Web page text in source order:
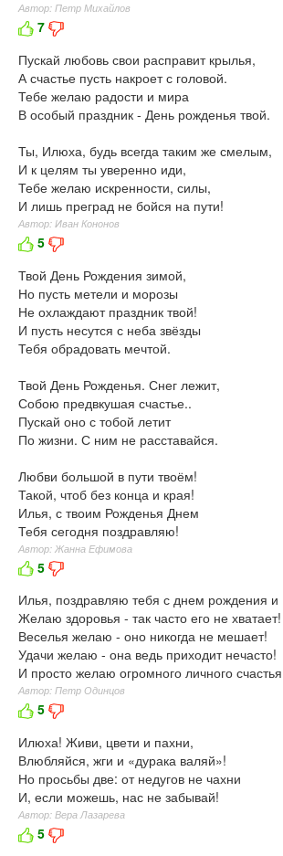
Автор: Петр Михайлов
7
Пускай любовь свои расправит крылья,
А счастье пусть накроет с головой.
Тебе желаю радости и мира
В особый праздник - День рожденья твой.
Ты, Илюха, будь всегда таким же смелым,
И к целям ты уверенно иди,
Тебе желаю искренности, силы,
И лишь преград не бойся на пути!
Автор: Иван Кононов
5
Твой День Рождения зимой,
Но пусть метели и морозы
Не охлаждают праздник твой!
И пусть несутся с неба звёзды
Тебя обрадовать мечтой.
Твой День Рожденья. Снег лежит,
Собою предвкушая счастье..
Пускай оно с тобой летит
По жизни. С ним не расставайся.
Любви большой в пути твоём!
Такой, чтоб без конца и края!
Илья, с твоим Рожденья Днем
Тебя сегодня поздравляю!
Автор: Жанна Ефимова
5
Илья, поздравляю тебя с днем рождения и
Желаю здоровья - так часто его не хватает!
Веселья желаю - оно никогда не мешает!
Удачи желаю - она ведь приходит нечасто!
И просто желаю огромного личного
Автор: Петр Одинцов
5
Илюха! Живи, цвети и пахни,
Влюбляйся, жги и «дурака валяй»!
Но просьбы две: от недугов не чахни
И, если можешь, нас не забывай!
Автор: Вера Лазарева
5